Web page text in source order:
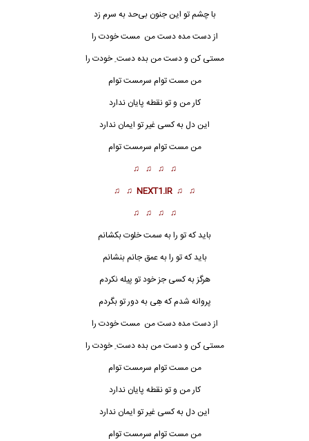
با چشم تو این جنون بی‌حد به سرم زد
از دست مده دست من مست خودت را
مستی کن و دست من بده دست ِ خودت را
من مست توام سرمست توام
کار من و تو نقطه پایان ندارد
این دل به کسی غیر تو ایمان ندارد
من مست توام سرمست توام
♫ ♫ ♫ ♫
♫ ♫
NEXT1.IR
♫ ♫
♫ ♫ ♫ ♫
باید که تو را به سمت خلوت بکشانم
باید که تو را به عمق جانم بنشانم
هرگز به کسی جز خود تو پیله نکردم
پروانه شدم که هِی به دور تو بگردم
از دست مده دست من مست خودت را
مستی کن و دست من بده دست ِ خودت را
من مست توام سرمست توام
کار من و تو نقطه پایان ندارد
این دل به کسی غیر تو ایمان ندارد
من مست توام سرمست توام